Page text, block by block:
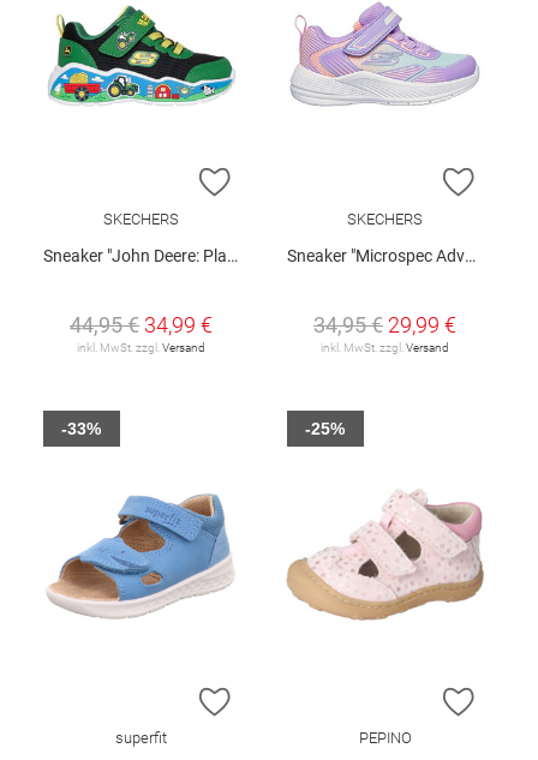
ZUR WUNSCHLISTE HINZUFÜGEN
SKECHERS
Sneaker "John Deere: Play Scene- Barn-Squad Buddies"
44,95 € 34,99 €
inkl. MwSt. zzgl. Versand
ZUR
SKECHERS
Sneaker "Microspec Advance"
34,95 € 29,99 €
inkl. MwSt. zzgl. Versand
ZUR WUNSCHLISTE HINZUFÜGEN
superfit
-33%
ZUR
PEPINO
-25%